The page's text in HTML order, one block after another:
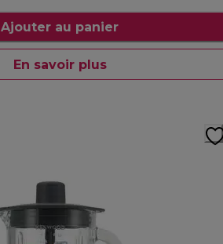
Ajouter au panier
En savoir plus